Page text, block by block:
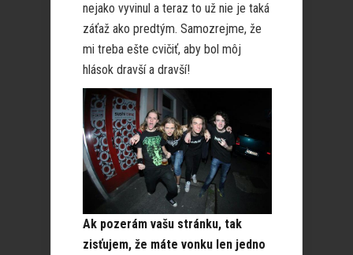
nejako vyvinul a teraz to už nie je taká
záťaž ako predtým. Samozrejme, že
mi treba ešte cvičiť, aby bol môj
hlások dravší a dravší!
Ak pozerám vašu stránku, tak
zisťujem, že máte vonku len jedno